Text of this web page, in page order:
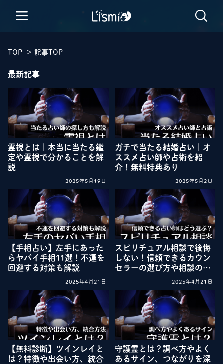
TOP > 記事TOP
最新記事
霊視とは｜本当に当たる鑑
定や霊視で分かることを解
説
2025年5月19日
ガチで当たる結婚占い｜オ
ススメ占い師や占術を紹
介！無料特典あり
2025年5月2日
【手相占い】左手にあった
らヤバイ手相11選！不運を
回避する対策も解説
2025年4月21日
スピリチュアル相談で後悔
しない！信頼できるカウン
セラーの選び方や相談のコ
2025年4月21日
【無料診断】ツインレイと
は？特徴や出会い方、統合
守護霊とは？調べ方やよく
あるサイン、つながりを深